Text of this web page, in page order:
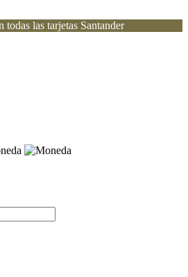
todas las tarjetas Santander